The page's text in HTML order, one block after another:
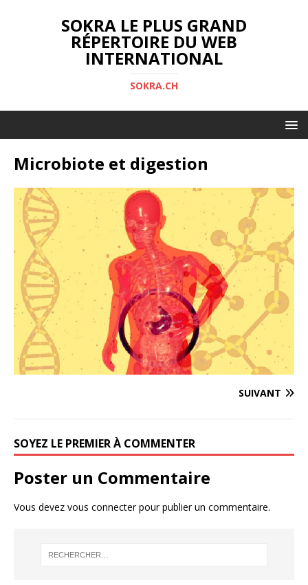
SOKRA LE PLUS GRAND
RÉPERTOIRE DU WEB
INTERNATIONAL
SOKRA.CH
Microbiote et digestion
SUIVANT
SOYEZ LE PREMIER À COMMENTER
Poster un Commentaire
Vous devez vous connecterpour publier un commentaire.